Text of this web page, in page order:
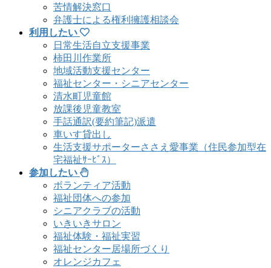
苦情解決窓口
弁護士による権利擁護相談会
利用したい
日常生活自立支援事業
柿田川作業所
地域活動支援センター
福祉センター・シニアセンター
清水町児童館
放課後児童教室
手話通訳(要約筆記)派遣
車いす貸出し
生活支援サポーターささえ愛事業（住民参加型在
宅福祉ｻｰﾋﾞｽ）
参加したい
ボランティア活動
福祉団体への参加
シニアクラブの活動
いきいきサロン
福祉体験・福祉実習
福祉センター居場所づくり
オレンジカフェ